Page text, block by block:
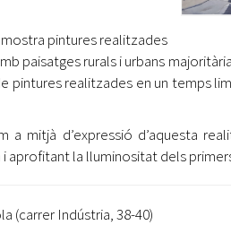
pintures realitzades
paisatges rurals i urbans
pintures realitzades en un temps
a mitjà d’expressió d’aquesta
aprofitant la lluminositat dels
(carrer Indústria, 38-40)